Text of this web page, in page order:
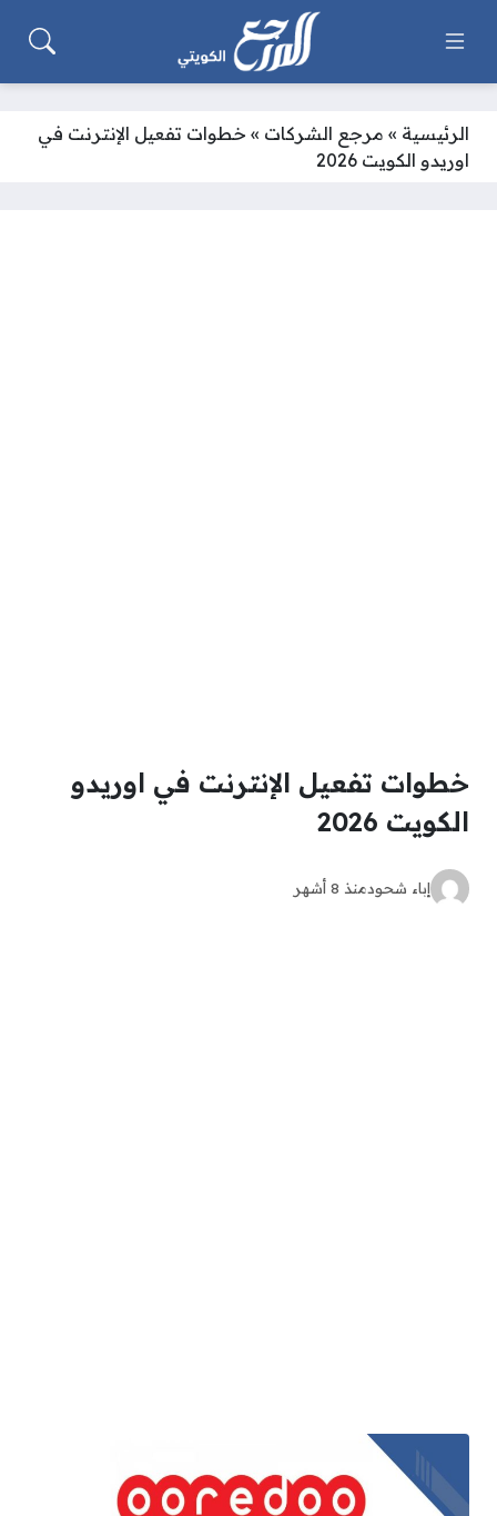
الرئيسية » مرجع الشركات » خطوات تفعيل الإنترنت في
اوريدو الكويت 2026
خطوات تفعيل الإنترنت في اوريدو
الكويت 2026
إباء شحودمنذ 8 أشهر